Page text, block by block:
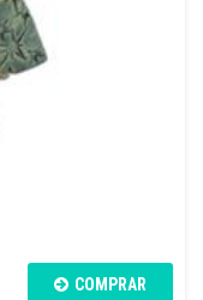
COMPRAR